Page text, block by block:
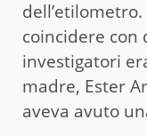
coincidere con
investigatori
madre, Ester
aveva avuto